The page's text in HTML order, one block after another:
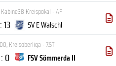
Kabine38 Kreispokal - AF
13
SV E Walschl
,Kreisoberliga - 7.ST
0
FSV Sömmerda II